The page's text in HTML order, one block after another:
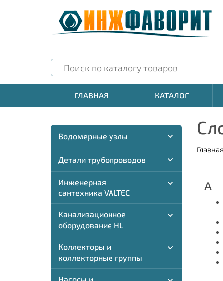
ГЛАВНАЯ КАТАЛОГ
Водомерные узлы
Детали трубопроводов
Инженерная
сантехника VALTEC
Канализационное
оборудование HL
Коллекторы и
коллекторные группы
Насосы и
Главная
А